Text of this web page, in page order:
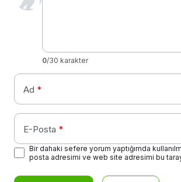
0/30 karakter
Ad *
E-Posta *
Bir dahaki sefere yorum yaptığımda
posta adresimi ve web site adresimi bu